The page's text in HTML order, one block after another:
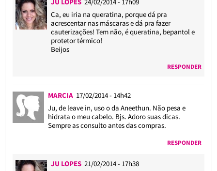
Ca, eu iria na queratina, porque dá pra
acrescentar nas máscaras e dá pra fazer
cauterizações! Tem não, é queratina, bepantol e
protetor térmico!
Beijos
RESPONDER
MARCIA 17/02/2014 - 14h42
Ju, de leave in, uso o da Aneethun. Não pesa e
hidrata o meu cabelo. Bjs. Adoro suas dicas.
Sempre as consulto antes das compras.
RESPONDER
JU LOPES 21/02/2014 - 17h38